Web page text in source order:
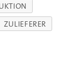
ZULIEFERER